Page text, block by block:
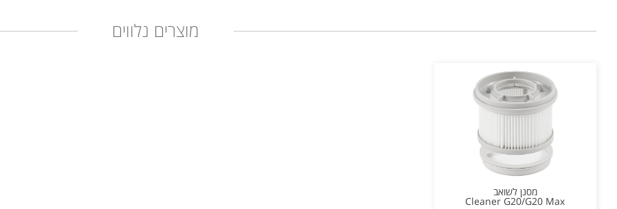
מוצרים נלווים
מסנן לשואב
Cleaner G20/G20 Max